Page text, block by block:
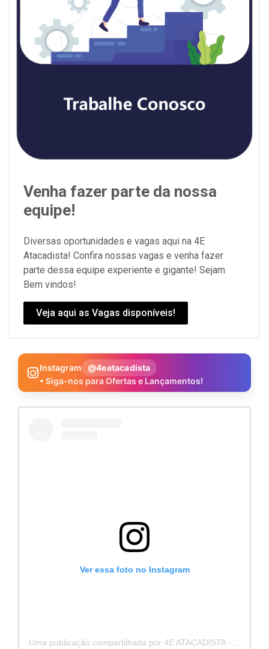
Venha fazer parte da nossa
equipe!
Diversas oportunidades e vagas aqui na 4E
Atacadista! Confira nossas vagas e venha fazer
parte dessa equipe experiente e gigante! Sejam
Bem vindos!
Veja aqui as Vagas disponíveis!
Instagram
@4eatacadista
• Siga-nos para Ofertas e Lançamentos!
Ver essa foto no Instagram